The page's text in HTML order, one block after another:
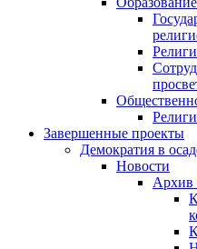
Завершенные проекты
Демократия в
Новости
Архив